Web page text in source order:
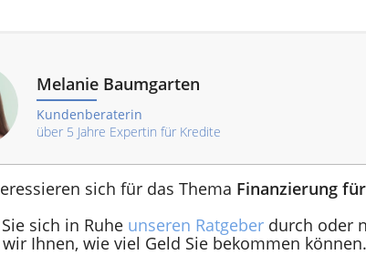
Melanie Baumgarten
Kundenberaterin
über 5 Jahre Expertin für Kredite
sich für das Thema Finanzierung
sich in Ruhe unseren Ratgeberdurch oder
wir Ihnen, wie viel Geld Sie bekommen können.